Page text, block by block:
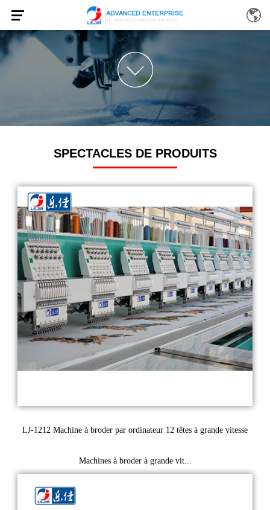
SPECTACLES DE PRODUITS
LJ-1212 Machine à broder par ordinateur 12 têtes à grande vitesse
Machines à broder à grande vit...